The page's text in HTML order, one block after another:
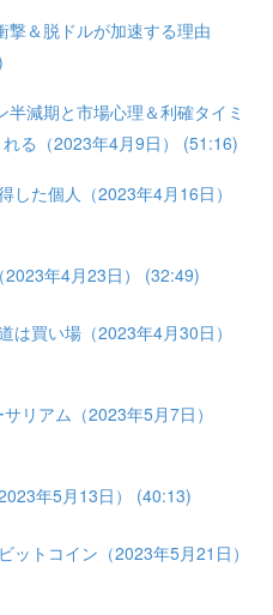
＆脱ドルが加速する理由
減期と市場心理＆利確タイミ
る（2023年4月9日） (51:16)
した個人（2023年4月16日）
年4月23日） (32:49)
は買い場（2023年4月30日）
リアム（2023年5月7日）
年5月13日） (40:13)
ットコイン（2023年5月21日）